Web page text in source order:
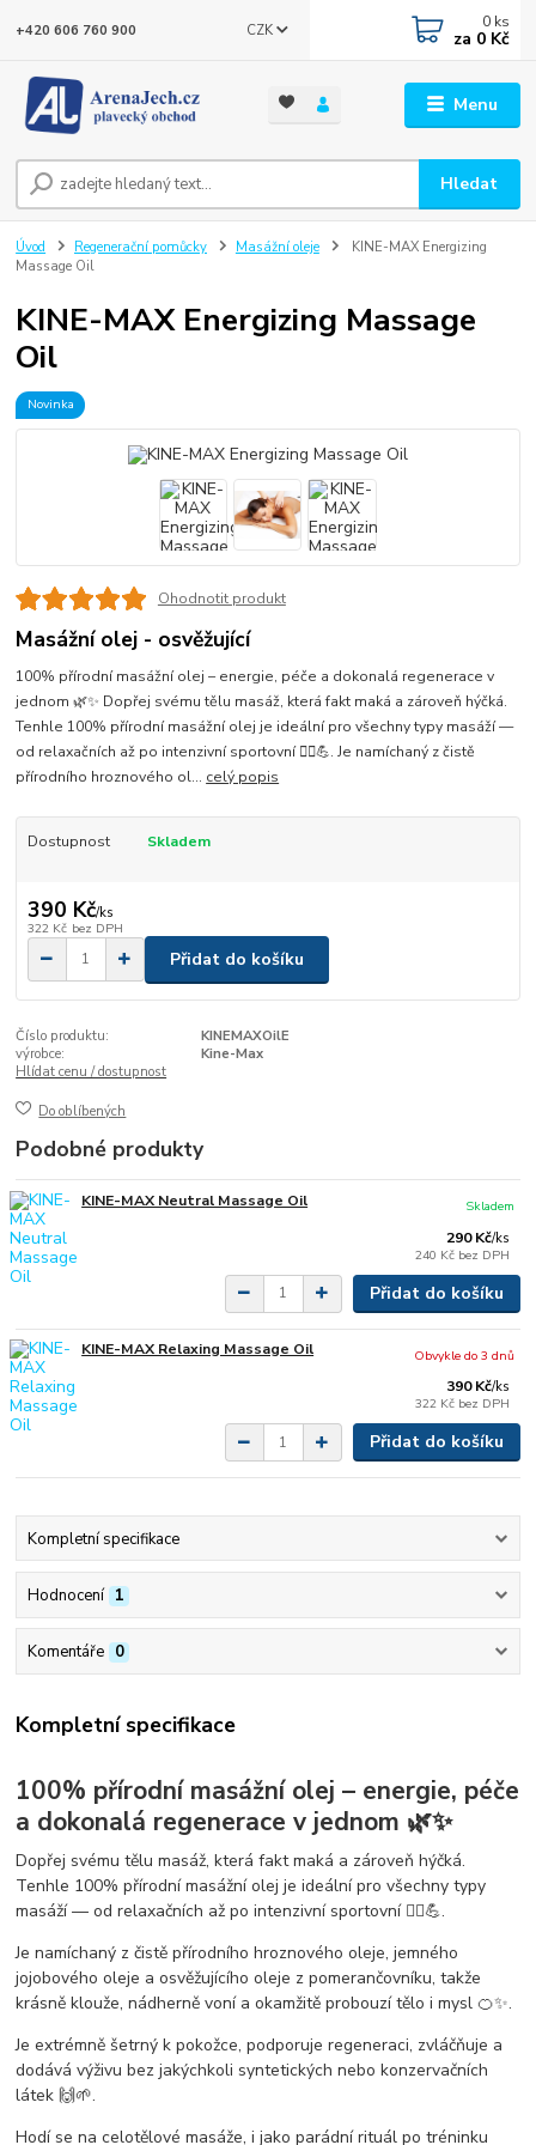
Menu
CZK
Hledat
+420 606 760 900 0 ks
za 0 Kč
Úvod Regenerační pomůcky Masážní oleje
KINE-MAX Energizing
Massage Oil
KINE-MAX Energizing Massage
Oil
Novinka
Ohodnotit produkt
Masážní olej - osvěžující
100% přírodní masážní olej – energie, péče a dokonalá regenerace v
jednom 🌿✨ Dopřej svému tělu masáž, která fakt maká a zároveň hýčká.
Tenhle 100% přírodní masážní olej je ideální pro všechny typy masáží —
od relaxačních až po intenzivní sportovní 💆‍♂️💪. Je namíchaný z čistě
přírodního hroznového ol... celý popis
Dostupnost Skladem
390 Kč/ks
322 Kč bez DPH
Přidat do košíku
Číslo produktu:
KINEMAXOilE
výrobce:
Kine-Max
Hlídat cenu / dostupnost
Do oblíbených
Podobné produkty
KINE-MAX Neutral Massage Oil
290 Kč/ks
240 Kč bez DPH
Skladem
Přidat do košíku
KINE-MAX Relaxing Massage Oil
390 Kč/ks
322 Kč bez DPH
Obvykle do 3 dnů
Přidat do košíku
Kompletní specifikace
Hodnocení 1
Komentáře 0
Kompletní specifikace
100% přírodní masážní olej – energie, péče
a dokonalá regenerace v jednom 🌿✨
Dopřej svému tělu masáž, která faktmaká a zároveň hýčká.
Tenhle 100% přírodní masážní olej je ideální pro všechny typy
masáží — od relaxačních až po intenzivní sportovní 💆‍♂️💪.
Je namíchaný zčistě přírodního hroznového oleje, jemného
jojobového oleje aosvěžujícího oleje z pomerančovníku, takže
krásně klouže, nádherně voní a okamžitě probouzí tělo i mysl 🍊✨.
Jeextrémně šetrný k pokožce, podporuje regeneraci, zvláčňuje a
dodává výživu bez jakýchkoli syntetických nebo konzervačních
látek 🙌🌱.
Hodí se nacelotělové masáže, i jako parádní rituál po tréninku